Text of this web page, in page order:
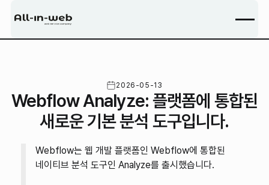
2026-05-13
Webflow Analyze: 플랫폼에 통합된
새로운 기본 분석 도구입니다.
Webflow는 웹 개발 플랫폼인 Webflow에 통합된
네이티브 분석 도구인 Analyze를 출시했습니다.